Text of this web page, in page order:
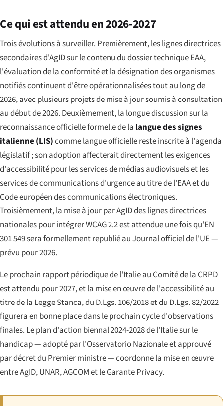
Ce qui est attendu en 2026-2027
Trois évolutions à surveiller. Premièrement, les lignes directrices
secondaires d'AgID sur le contenu du dossier technique EAA,
l'évaluation de la conformité et la désignation des organismes
notifiés continuent d'être opérationnalisées tout au long de
2026, avec plusieurs projets de mise à jour soumis à consultation
au début de 2026. Deuxièmement, la longue discussion sur la
reconnaissance officielle formelle de la langue des signes
italienne (LIS)comme langue officielle reste inscrite à l'agenda
législatif ; son adoption affecterait directement les exigences
d'accessibilité pour les services de médias audiovisuels et les
services de communications d'urgence au titre de l'EAA et du
Code européen des communications électroniques.
Troisièmement, la mise à jour par AgID des lignes directrices
nationales pour intégrer WCAG 2.2 est attendue une fois qu'EN
301 549 sera formellement republié au Journal officiel de l'UE —
prévu pour 2026.
Le prochain rapport périodique de l'Italie au Comité de la CRPD
est attendu pour 2027, et la mise en œuvre de l'accessibilité au
titre de la Legge Stanca, du D.Lgs. 106/2018 et du D.Lgs. 82/2022
figurera en bonne place dans le prochain cycle d'observations
finales. Le plan d'action biennal 2024-2028 de l'Italie sur le
handicap — adopté par l'Osservatorio Nazionale et approuvé
par décret du Premier ministre — coordonne la mise en œuvre
entre AgID, UNAR, AGCOM et le Garante Privacy.